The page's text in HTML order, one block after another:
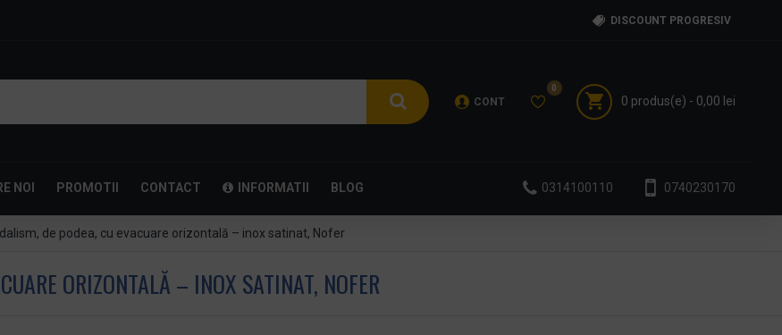
DISCOUNT PROGRESIV
CONT
0
0 produs(e) - 0,00 lei
NOI PROMOTII CONTACT INFORMATII BLOG 0314100110 0740230170
de podea, cu evacuare orizontală – inox satinat, Nofer
ORIZONTALĂ – INOX SATINAT, NOFER